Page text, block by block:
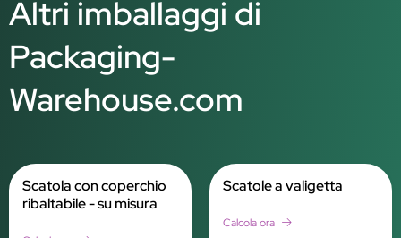
Altri imballaggi di
Packaging-
Warehouse.com
Scatola con coperchio
ribaltabile - su misura
Scatole a valigetta
Calcola ora